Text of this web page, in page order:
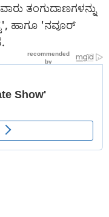
ತಂಗುದಾಣಗಳನ್ನು
ಹಾಗೂ 'ನವೂರ್